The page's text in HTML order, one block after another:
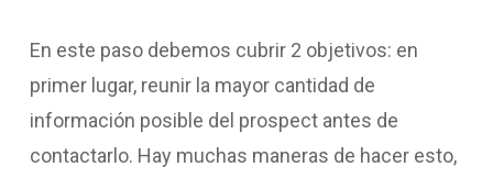
En este paso debemos cubrir 2 objetivos: en
primer lugar, reunir la mayor cantidad de
información posible del prospect antes de
contactarlo. Hay muchas maneras de hacer esto,